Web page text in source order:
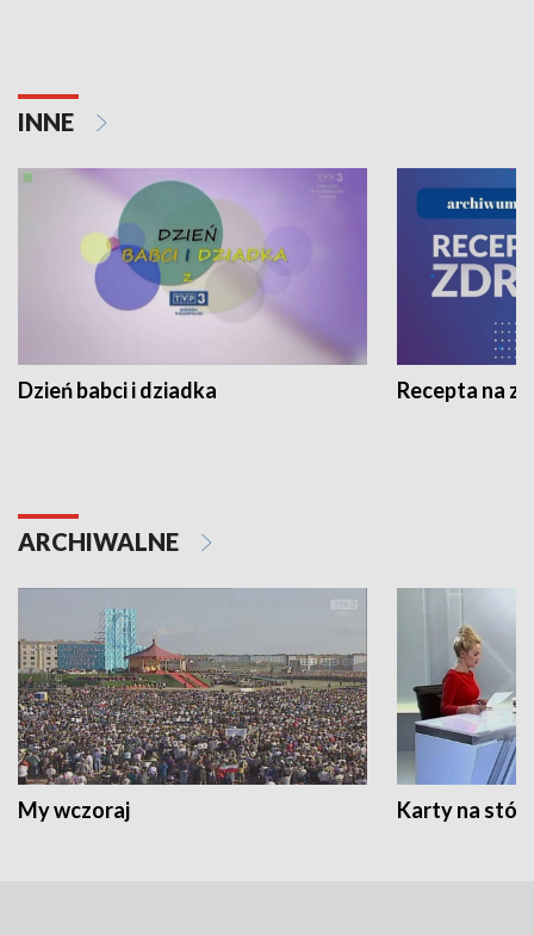
INNE
Dzień babci i dziadka Recepta na
ARCHIWALNE
My wczoraj Karty na